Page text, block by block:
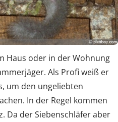
Haus oder in der Wohnung
Als Profi weiß er
um den ungeliebten
In der Regel kommen
Da der Siebenschläfer aber